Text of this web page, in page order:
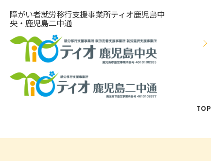
障がい者就労移⾏⽀援事業所ティオ⿅児島中
央・鹿児島二中通
TOP